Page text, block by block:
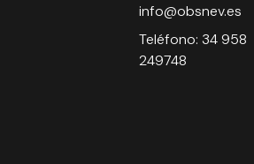
info@obsnev.es
Teléfono: 34 958
249748